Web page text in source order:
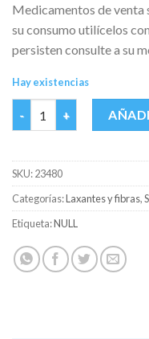
Medicamentos de venta
su consumo utilícelos
persisten consulte a su
Hay existencias
DULCOLAX P GOTAS
SKU:23480
Categorías:Laxantes y fibras,
Etiqueta:NULL